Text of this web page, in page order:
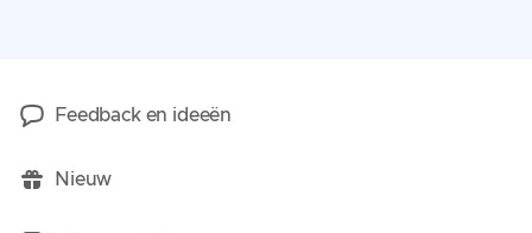
Feedback en ideeën
Nieuw